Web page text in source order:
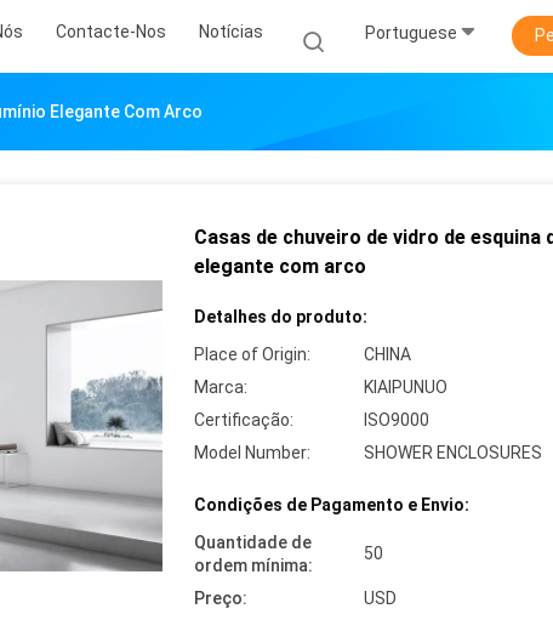
Contacte-Nos Notícias Portuguese
Elegante Com Arco
Casas de chuveiro de vidro de esquina
elegante com arco
Detalhes do produto:
Place of Origin:
CHINA
Marca:
KIAIPUNUO
Certificação:
ISO9000
Model Number:
SHOWER ENCLOSURES
Condições de Pagamento e Envio:
Quantidade de
ordem mínima:
50
Preço:
USD